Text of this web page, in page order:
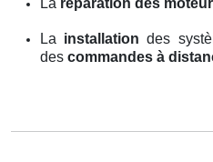
La réparation des
La installation des
des commandes à